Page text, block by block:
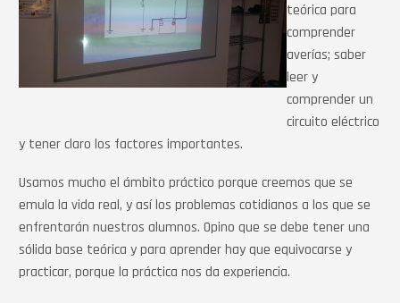
teórica para
comprender
averías; saber
leer y
comprender un
circuito eléctrico
y tener claro los factores importantes.
Usamos mucho el ámbito práctico porque creemos que se
emula la vida real, y así los problemas cotidianos a los que se
enfrentarán nuestros alumnos. Opino que se debe tener una
sólida base teórica y para aprender hay que equivocarse y
practicar, porque la práctica nos da experiencia.